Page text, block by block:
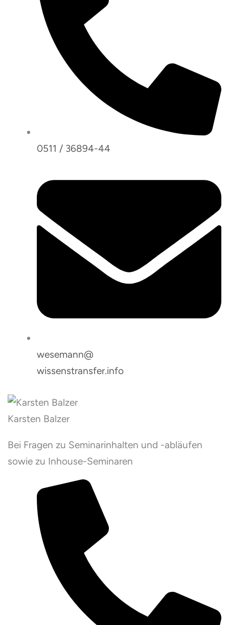
0511 / 36894-44
wesemann@
wissenstransfer.info
Karsten Balzer
Bei Fragen zu Seminarinhalten und -abläufen
sowie zu Inhouse-Seminaren